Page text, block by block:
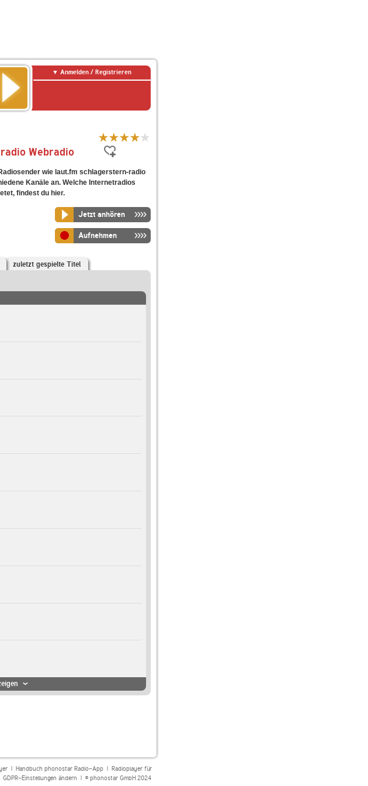
Anmelden / Registrieren
Webradio
wie laut.fm schlagerstern-radio
Kanäle an. Welche Internetradios
findest du hier.
Jetzt anhören
Aufnehmen
zuletzt gespielte Titel
| Handbuch phonostar Radio-App| Radioplayer für
GDPR-Einstellungen ändern | © phonostar GmbH 2024